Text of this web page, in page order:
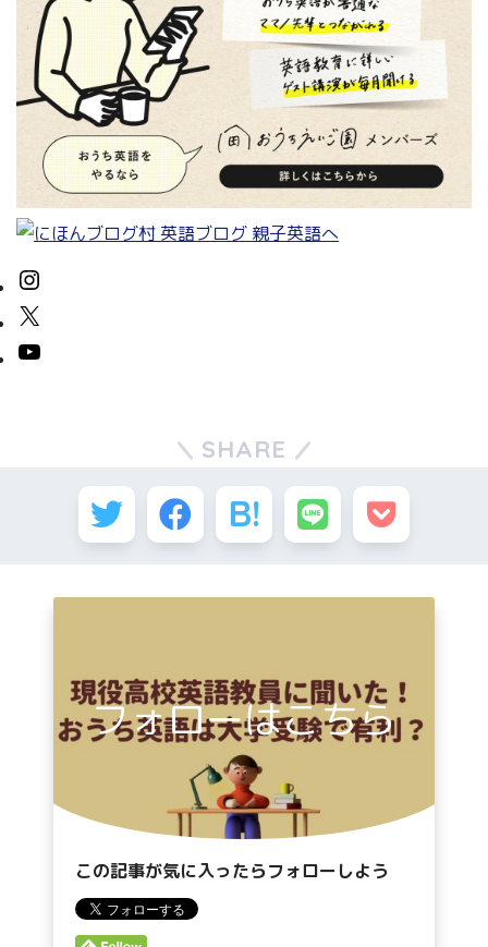
SHARE
フォローはこちら
この記事が気に入ったらフォローしよう